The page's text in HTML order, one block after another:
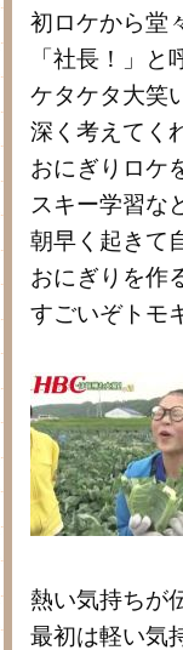
初ロケから堂
「社長！」
ケタケタ大笑
深く考えてく
おにぎりロケ
スキー学習な
朝早く起きて
おにぎりを作
すごいぞトモ
熱い気持ちが
最初は軽い気